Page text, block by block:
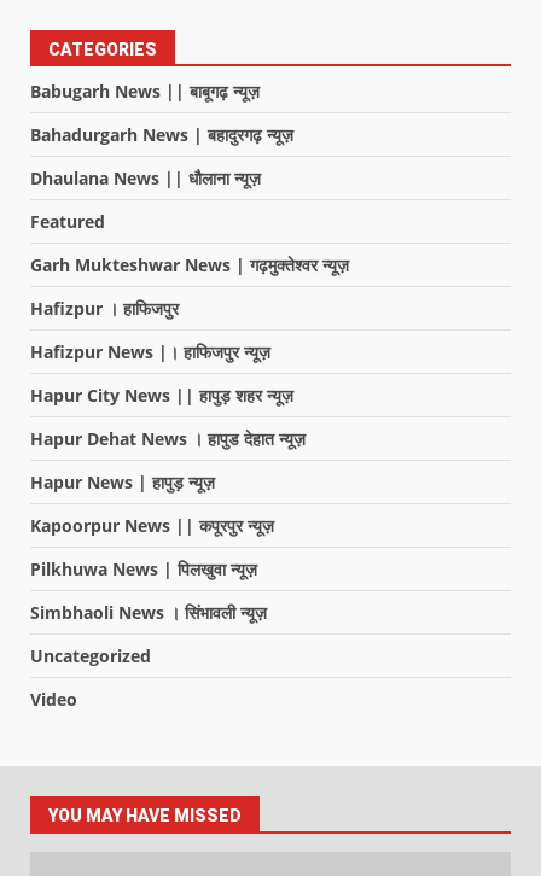
CATEGORIES
Babugarh News || बाबूगढ़ न्यूज़
Bahadurgarh News | बहादुरगढ़ न्यूज़
Dhaulana News || धौलाना न्यूज़
Featured
Garh Mukteshwar News | गढ़मुक्तेश्वर न्यूज़
Hafizpur । हाफिजपुर
Hafizpur News |। हाफिजपुर न्यूज़
Hapur City News || हापुड़ शहर न्यूज़
Hapur Dehat News । हापुड देहात न्यूज़
Hapur News | हापुड़ न्यूज़
Kapoorpur News || कपूरपुर न्यूज़
Pilkhuwa News | पिलखुवा न्यूज़
Simbhaoli News । सिंभावली न्यूज़
Uncategorized
Video
YOU MAY HAVE MISSED